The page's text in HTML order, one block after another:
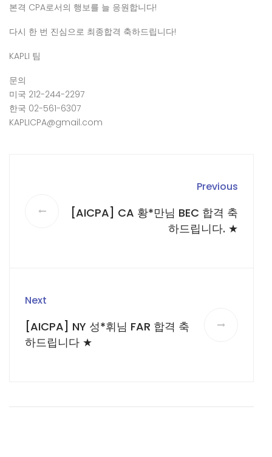
본격 CPA로서의 행보를 늘 응원합니다!
다시 한 번 진심으로 최종합격 축하드립니다!
KAPLI 팀
문의
미국 212-244-2297
한국 02-561-6307
KAPLICPA@gmail.com
Previous
[AICPA] CA 황*만님 BEC 합격 축
하드립니다. ★
Next
[AICPA] NY 성*휘님 FAR 합격 축
하드립니다 ★